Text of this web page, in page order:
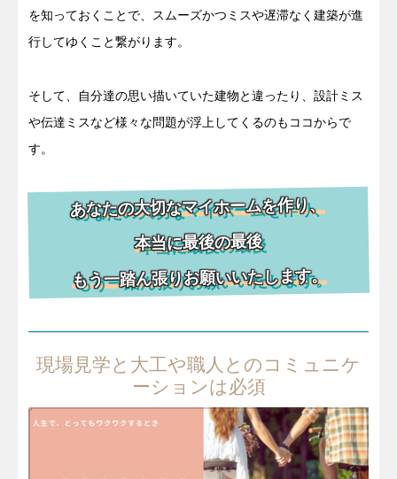
を知っておくことで、スムーズかつミスや遅滞なく建築が進
行してゆくこと繋がります。
そして、自分達の思い描いていた建物と違ったり、設計ミス
や伝達ミスなど様々な問題が浮上してくるのもココからで
す。
あなたの大切なマイホームを作り、
本当に最後の最後
もう一踏ん張りお願いいたします。
現場見学と大工や職人とのコミュニケ
ーションは必須